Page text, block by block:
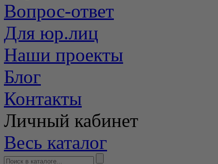
Вопрос-ответ
Для юр.лиц
Наши проекты
Блог
Контакты
Личный кабинет
Весь каталог